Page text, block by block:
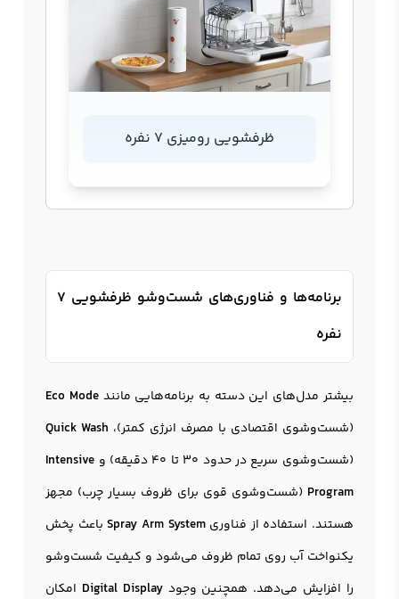
ظرفشویی رومیزی 7 نفره
برنامه‌ها و فناوری‌های شست‌وشو ظرفشویی 7
نفره
بیشتر مدل‌های این دسته به برنامه‌هایی مانندEco Mode
(شست‌وشوی اقتصادی با مصرف انرژی کمتر)، Quick Wash
(شست‌وشوی سریع در حدود 30 تا 40 دقیقه) و
Intensive
Program (شست‌وشوی قوی برای ظروف بسیار چرب) مجهز
هستند. استفاده از فناوریSpray Arm Systemباعث پخش
یکنواخت آب روی تمام ظروف می‌شود و کیفیت شست‌وشو
را افزایش می‌دهد. همچنین وجودDigital Display امکان